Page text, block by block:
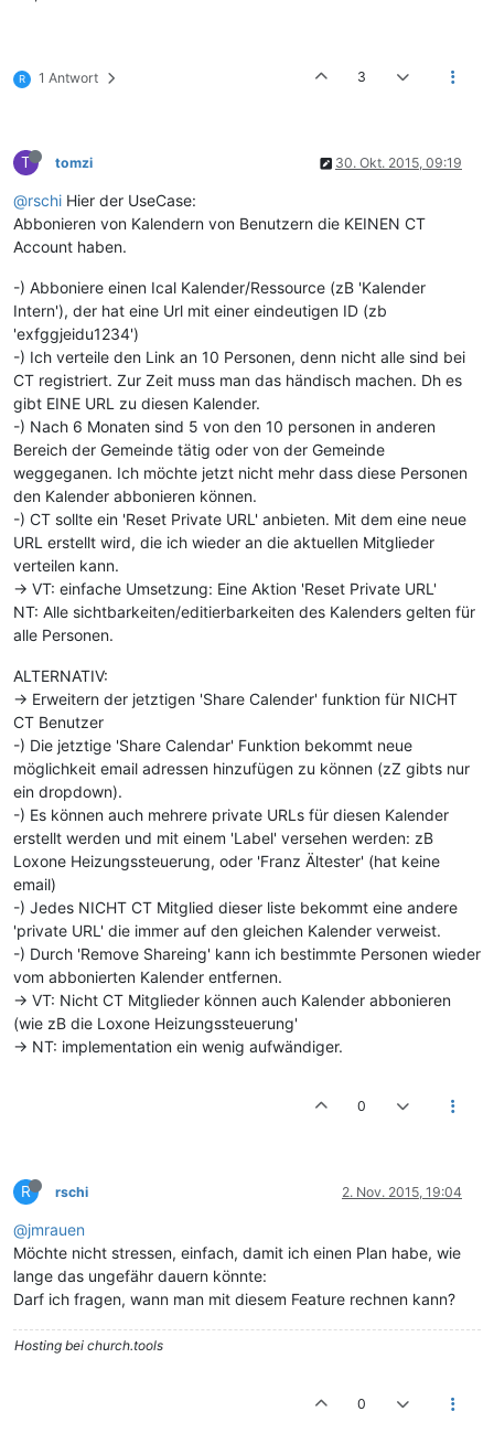
R 1 Antwort 3
T tomzi 30. Okt. 2015, 09:19
@rschi Hier der UseCase:
Abbonieren von Kalendern von Benutzern die KEINEN CT
Account haben.
-) Abboniere einen Ical Kalender/Ressource (zB 'Kalender
Intern'), der hat eine Url mit einer eindeutigen ID (zb
'exfggjeidu1234')
-) Ich verteile den Link an 10 Personen, denn nicht alle sind bei
CT registriert. Zur Zeit muss man das händisch machen. Dh es
gibt EINE URL zu diesen Kalender.
-) Nach 6 Monaten sind 5 von den 10 personen in anderen
Bereich der Gemeinde tätig oder von der Gemeinde
weggeganen. Ich möchte jetzt nicht mehr dass diese Personen
den Kalender abbonieren können.
-) CT sollte ein 'Reset Private URL' anbieten. Mit dem eine neue
URL erstellt wird, die ich wieder an die aktuellen Mitglieder
verteilen kann.
-> VT: einfache Umsetzung: Eine Aktion 'Reset Private URL'
NT: Alle sichtbarkeiten/editierbarkeiten des Kalenders gelten für
alle Personen.
ALTERNATIV:
-> Erweitern der jetztigen 'Share Calender' funktion für NICHT
CT Benutzer
-) Die jetztige 'Share Calendar' Funktion bekommt neue
möglichkeit email adressen hinzufügen zu können (zZ gibts nur
ein dropdown).
-) Es können auch mehrere private URLs für diesen Kalender
erstellt werden und mit einem 'Label' versehen werden: zB
Loxone Heizungssteuerung, oder 'Franz Ältester' (hat keine
email)
-) Jedes NICHT CT Mitglied dieser liste bekommt eine andere
'private URL' die immer auf den gleichen Kalender verweist.
-) Durch 'Remove Shareing' kann ich bestimmte Personen wieder
vom abbonierten Kalender entfernen.
-> VT: Nicht CT Mitglieder können auch Kalender abbonieren
(wie zB die Loxone Heizungssteuerung'
-> NT: implementation ein wenig aufwändiger.
0
R rschi 2. Nov. 2015, 19:04
@jmrauen
Möchte nicht stressen, einfach, damit ich einen Plan habe, wie
lange das ungefähr dauern könnte:
Darf ich fragen, wann man mit diesem Feature rechnen kann?
Hosting bei church.tools
0